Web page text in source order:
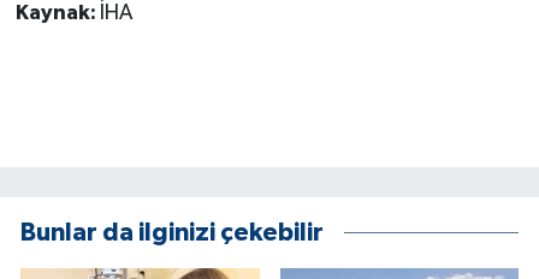
Kaynak: İHA
Bunlar da ilginizi çekebilir